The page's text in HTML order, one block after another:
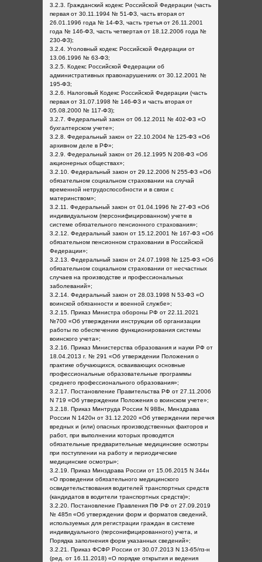
3.2.3. Гражданский кодекс Российской Федерации (часть
первая от 30.11.1994 № 51-ФЗ, часть вторая от
26.01.1996 года № 14-ФЗ, часть третья от 26.11.2001
года № 146-ФЗ, часть четвертая от 18.12.2006 года №
230-ФЗ);
3.2.4. Уголовный кодекс Российской Федерации от
13.06.1996 № 63-ФЗ;
3.2.5. Кодекс Российской Федерации об
административных правонарушениях от 30.12.2001 №
195-ФЗ;
3.2.6. Налоговый Кодекс Российской Федерации (часть
первая от 31.07.1998 № 146-ФЗ и часть вторая от
05.08.2000 № 117-ФЗ);
3.2.7. Федеральный закон от 06.12.2011 № 402-ФЗ «О
бухгалтерском учете»;
3.2.8. Федеральный закон от 22.10.2004 № 125-ФЗ «Об
архивном деле в РФ»;
3.2.9. Федеральный закон от 26.12.1995 N 208-ФЗ «Об
акционерных обществах»;
3.2.10. Федеральный закон от 29.12.2006 N 255-ФЗ «Об
обязательном социальном страховании на случай
временной нетрудоспособности и в связи с
материнством»;
3.2.11. Федеральный закон от 01.04.1996 № 27-ФЗ «Об
индивидуальном (персонифицированном) учете в
системе обязательного пенсионного страхования»;
3.2.12. Федеральный закон от 15.12.2001 № 167-ФЗ «Об
обязательном пенсионном страховании в Российской
Федерации»;
3.2.13. Федеральный закон от 24.07.1998 № 125-ФЗ «Об
обязательном социальном страховании от несчастных
случаев на производстве и профессиональных
заболеваний»;
3.2.14. Федеральный закон от 28.03.1998 N 53-ФЗ «О
воинской обязанности и военной службе»;
3.2.15. Приказ Министра обороны РФ от 22.11.2021
№700 «Об утверждении инструкции об организации
работы по обеспечению функционирования системы
воинского учета»;
3.2.16. Приказ Министерства образования и науки РФ от
18.04.2013 г. № 291 «Об утверждении Положения о
практике обучающихся, осваивающих основные
профессиональные образовательные программы
среднего профессионального образования»;
3.2.17. Постановление Правительства РФ от 27.11.2006
N 719 «Об утверждении Положения о воинском учете»;
3.2.18. Приказ Минтруда России N 988н, Минздрава
России N 1420н от 31.12.2020 «Об утверждении перечня
вредных и (или) опасных производственных факторов и
работ, при выполнении которых проводятся
обязательные предварительные медицинские осмотры
при поступлении на работу и периодические
медицинские осмотры»;
3.2.19. Приказ Минздрава России от 15.06.2015 N 344н
«О проведении обязательного медицинского
освидетельствования водителей транспортных средств
(кандидатов в водители транспортных средств)»;
3.2.20. Постановление Правления ПФ РФ от 27.09.2019
№ 485п «Об утверждении форм и форматов сведений,
используемых для регистрации граждан в системе
индивидуального (персонифицированного) учета, и
Порядка заполнения форм указанных сведений»;
3.2.21. Приказ ФСФР России от 30.07.2013 N 13-65/пз-н
(ред. от 16.11.2018) «О порядке открытия и ведения